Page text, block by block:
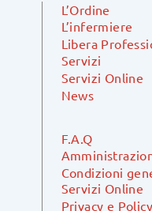
L’Ordine
L’infermiere
Libera
Servizi
Servizi Online
News
F.A.Q
Condizioni
Servizi Online
Privacy e Policy